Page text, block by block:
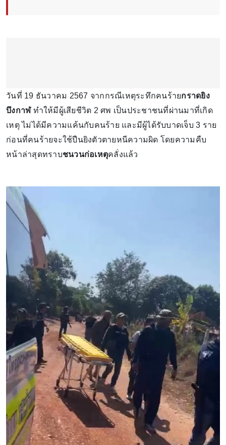
วันที่ 19 ธันวาคม 2567 จากกรณีเหตุระทึกคนร้ายกราดยิง
บึงกาฬทำให้มีผู้เสียชีวิต 2 ศพ เป็นประชาชนที่ผ่านมาที่เกิด
เหตุ ไม่ได้มีความแค้นกับคนร้าย และมีผู้ได้รับบาดเจ็บ 3 ราย
ก่อนที่คนร้ายจะใช้ปืนยิงตัวตายหนีความผิด โดยความคืบ
หน้าล่าสุดทราบชนวนก่อเหตุคลั่งแล้ว